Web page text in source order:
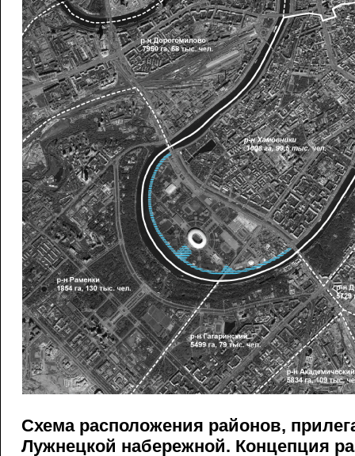
Схема расположения районов,
Лужнецкой набережной. Концепция